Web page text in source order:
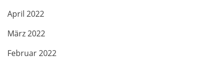
April 2022
März 2022
Februar 2022